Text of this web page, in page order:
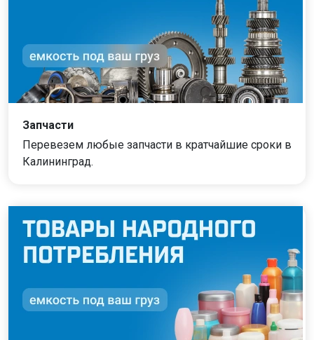
Запчасти
Перевезем любые запчасти в кратчайшие сроки в
Калининград.